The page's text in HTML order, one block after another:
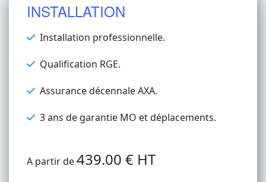
INSTALLATION
Installation professionnelle.
Qualification RGE.
Assurance décennale AXA.
3 ans de garantie MO et déplacements.
A partir de439.00 € HT